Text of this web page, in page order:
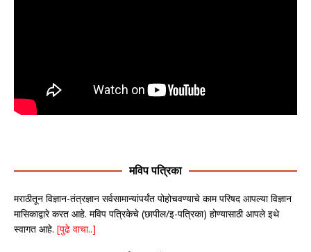
मविप पत्रिका
मराठीतून विज्ञान-तंत्रज्ञान सर्वसामान्यांपर्यंत पोहोचवण्याचे काम परिषद आपल्या विज्ञान
मासिकाद्वारे करत आहे. मविप पत्रिकेचे (छापील/इ-पत्रिका) होण्यासाठी आपले इथे
स्वागत आहे. [पुढे वाचा..]